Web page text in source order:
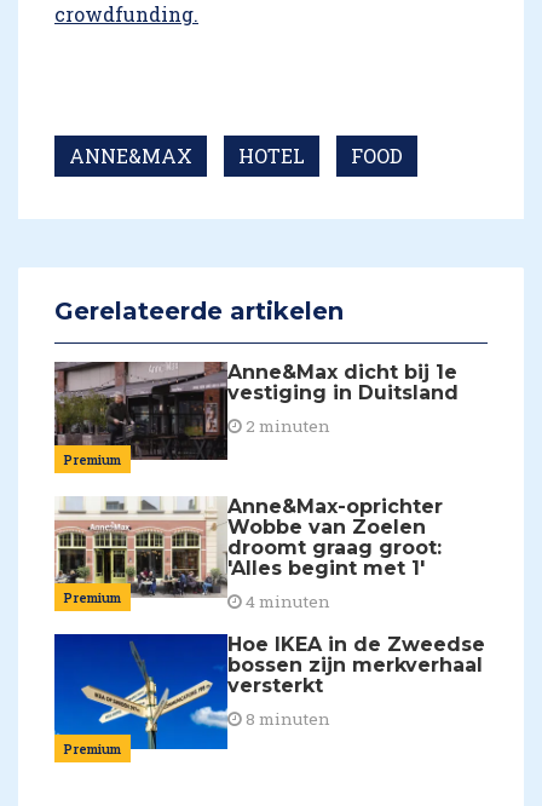
crowdfunding.
ANNE&MAX HOTEL FOOD
Gerelateerde artikelen
Premium
Anne&Max dicht bij 1e
vestiging in Duitsland
2 minuten
Premium
Anne&Max-oprichter
Wobbe van Zoelen
droomt graag groot:
'Alles begint met 1'
4 minuten
Premium
Hoe IKEA in de Zweedse
bossen zijn merkverhaal
versterkt
8 minuten